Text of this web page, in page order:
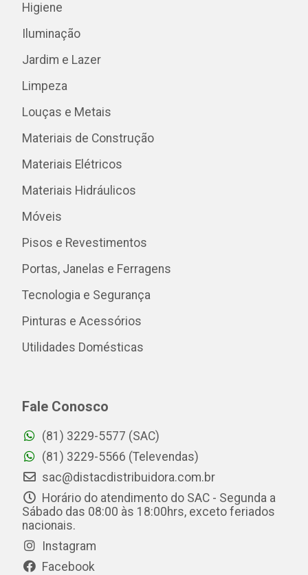
Higiene
Iluminação
Jardim e Lazer
Limpeza
Louças e Metais
Materiais de Construção
Materiais Elétricos
Materiais Hidráulicos
Móveis
Pisos e Revestimentos
Portas, Janelas e Ferragens
Tecnologia e Segurança
Pinturas e Acessórios
Utilidades Domésticas
Fale Conosco
(81) 3229-5577 (SAC)
(81) 3229-5566 (Televendas)
sac@distacdistribuidora.com.br
Horário do atendimento do SAC - Segunda a
Sábado das 08:00 às 18:00hrs, exceto feriados
nacionais.
Instagram
Facebook